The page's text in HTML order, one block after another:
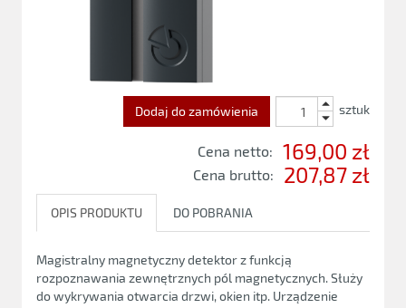
Dodaj do zamówienia sztuk
Cena netto: 169,00 zł
Cena brutto: 207,87 zł
OPIS PRODUKTU DO POBRANIA
Magistralny magnetyczny detektor z funkcją
rozpoznawania zewnętrznych pól magnetycznych. Służy
do wykrywania otwarcia drzwi, okien itp. Urządzenie